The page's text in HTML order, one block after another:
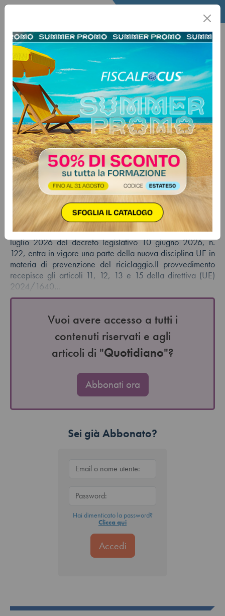
Home Quotidiano Il Quotidiano Articoli Fisco
9 luglio 2026
Categorie: Antiriciclaggio Varie
Antiriciclaggio, nuove regole per il
registro dei titolari effettivi
Registro dei titolari effettivi: il D.Lgs.
n. 122/2026 riscrive la disciplina
dell'accesso
Autore:
Redazione Fiscal Focus
Con la pubblicazione nella Gazzetta Ufficiale n. 156 dell'8
luglio 2026 del decreto legislativo 10 giugno 2026, n.
122, entra in vigore una parte della nuova disciplina UE in
materia di prevenzione del riciclaggio.Il provvedimento
recepisce gli articoli 11, 12, 13 e 15 della direttiva (UE)
2024/1640…
Vuoi avere accesso a tutti i
contenuti riservati e agli
articoli di "Quotidiano"?
Abbonati ora
Sei già Abbonato?
Hai dimenticato la password?
Clicca qui